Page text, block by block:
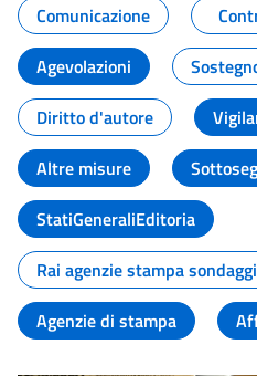
Tutti i contenuti
Comunicazione
Agevolazioni
Diritto d'autore
Altre misure
StatiGeneraliEditoria
Rai agenzie stampa sondaggi
Agenzie di stampa